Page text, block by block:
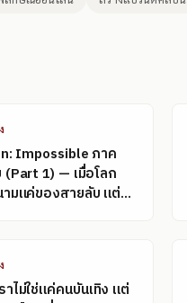
Impossible ภาค
(Part 1) — เมื่อโลก
ามแค่ของสายลับ แต่
าไม่ใช่แค่คนบันเทิง แต่